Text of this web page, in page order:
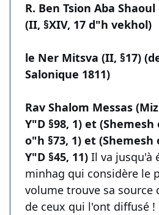
R. Ben Tsion Aba
(II, §XIV, 17 d"h vekhol)
le Ner Mitsva (II, §17)
Salonique 1811)
Rav Shalom Messas
Y"D §98, 1) et
o"h §73, 1) et
Y"D §45, 11) Il va jusqu'à
minhag qui considère le
volume trouve sa source
de ceux qui l'ont diffusé !